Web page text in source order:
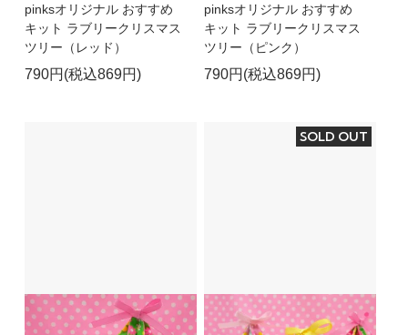
pinksオリジナル おすすめ
キット ラブリークリスマス
ツリー（レッド）
790円(税込869円)
pinksオリジナル おすすめ
キット ラブリークリスマス
ツリー（ピンク）
790円(税込869円)
SOLD OUT